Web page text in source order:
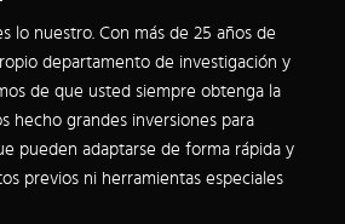
lo nuestro. Con más de 25 años de
departamento de investigación y
de que usted siempre obtenga la
hecho grandes inversiones para
pueden adaptarse de forma rápida y
previos ni herramientas especiales